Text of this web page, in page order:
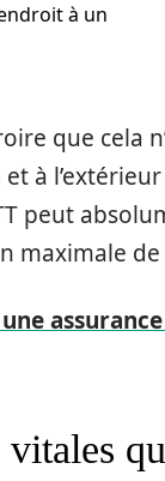
à un
que cela
à
peut
maximale de